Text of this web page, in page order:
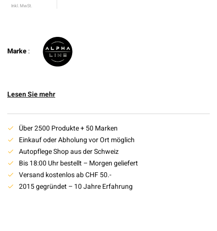
Inkl. MwSt.
Marke:
Lesen Sie mehr
Über 2500 Produkte + 50 Marken
Einkauf oder Abholung vor Ort möglich
Autopflege Shop aus der Schweiz
Bis 18:00 Uhr bestellt – Morgen geliefert
Versand kostenlos ab CHF 50.-
2015 gegründet – 10 Jahre Erfahrung